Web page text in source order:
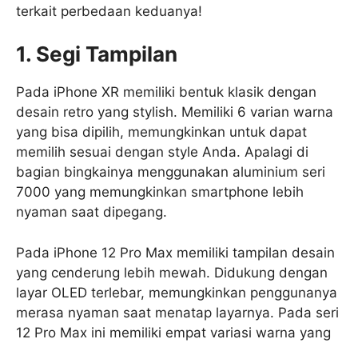
terkait perbedaan keduanya!
1. Segi Tampilan
Pada iPhone XR memiliki bentuk klasik dengan
desain retro yang stylish. Memiliki 6 varian warna
yang bisa dipilih, memungkinkan untuk dapat
memilih sesuai dengan style Anda. Apalagi di
bagian bingkainya menggunakan aluminium seri
7000 yang memungkinkan smartphone lebih
nyaman saat dipegang.
Pada iPhone 12 Pro Max memiliki tampilan desain
yang cenderung lebih mewah. Didukung dengan
layar OLED terlebar, memungkinkan penggunanya
merasa nyaman saat menatap layarnya. Pada seri
12 Pro Max ini memiliki empat variasi warna yang